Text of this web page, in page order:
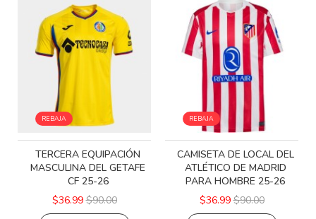
REBAJA
TERCERA EQUIPACIÓN
MASCULINA DEL GETAFE
CF 25-26
$36.99 $90.00
REBAJA
CAMISETA DE LOCAL DEL
ATLÉTICO DE MADRID
PARA HOMBRE 25-26
$36.99 $90.00